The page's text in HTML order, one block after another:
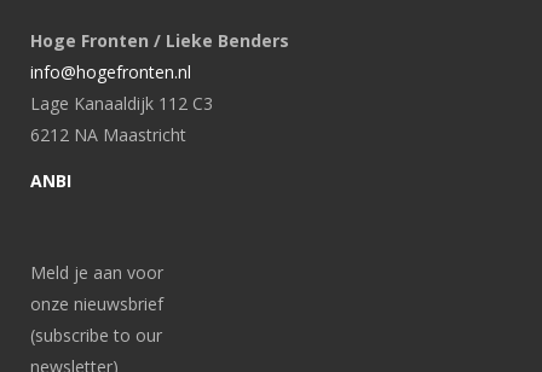
Hoge Fronten / Lieke Benders
info@hogefronten.nl
Lage Kanaaldijk 112 C3
6212 NA Maastricht
ANBI
Meld je aan voor
onze nieuwsbrief
(subscribe to our
newsletter)